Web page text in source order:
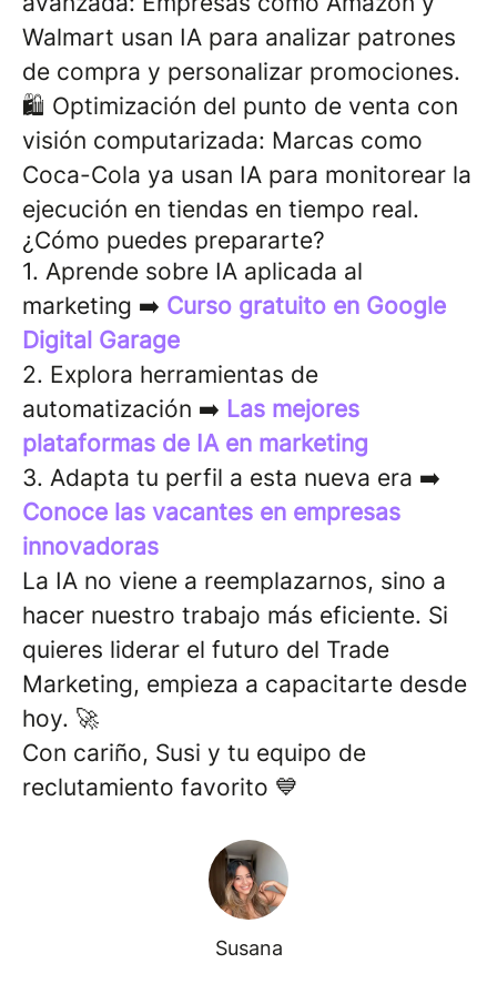
Walmart usan IA para analizar patrones
de compra y personalizar promociones.
🛍 Optimización del punto de venta con
visión computarizada: Marcas como
Coca-Cola ya usan IA para monitorear la
ejecución en tiendas en tiempo real.
¿Cómo puedes prepararte?
1. Aprende sobre IA aplicada al
marketing ➡️ Curso gratuito en Google
Digital Garage
2. Explora herramientas de
automatización ➡️ Las mejores
plataformas de IA en marketing
3. Adapta tu perfil a esta nueva era ➡️
Conoce las vacantes en empresas
innovadoras
La IA no viene a reemplazarnos, sino a
hacer nuestro trabajo más eficiente. Si
quieres liderar el futuro del Trade
Marketing, empieza a capacitarte desde
hoy. 🚀
Con cariño, Susi y tu equipo de
reclutamiento favorito 💙
Susana